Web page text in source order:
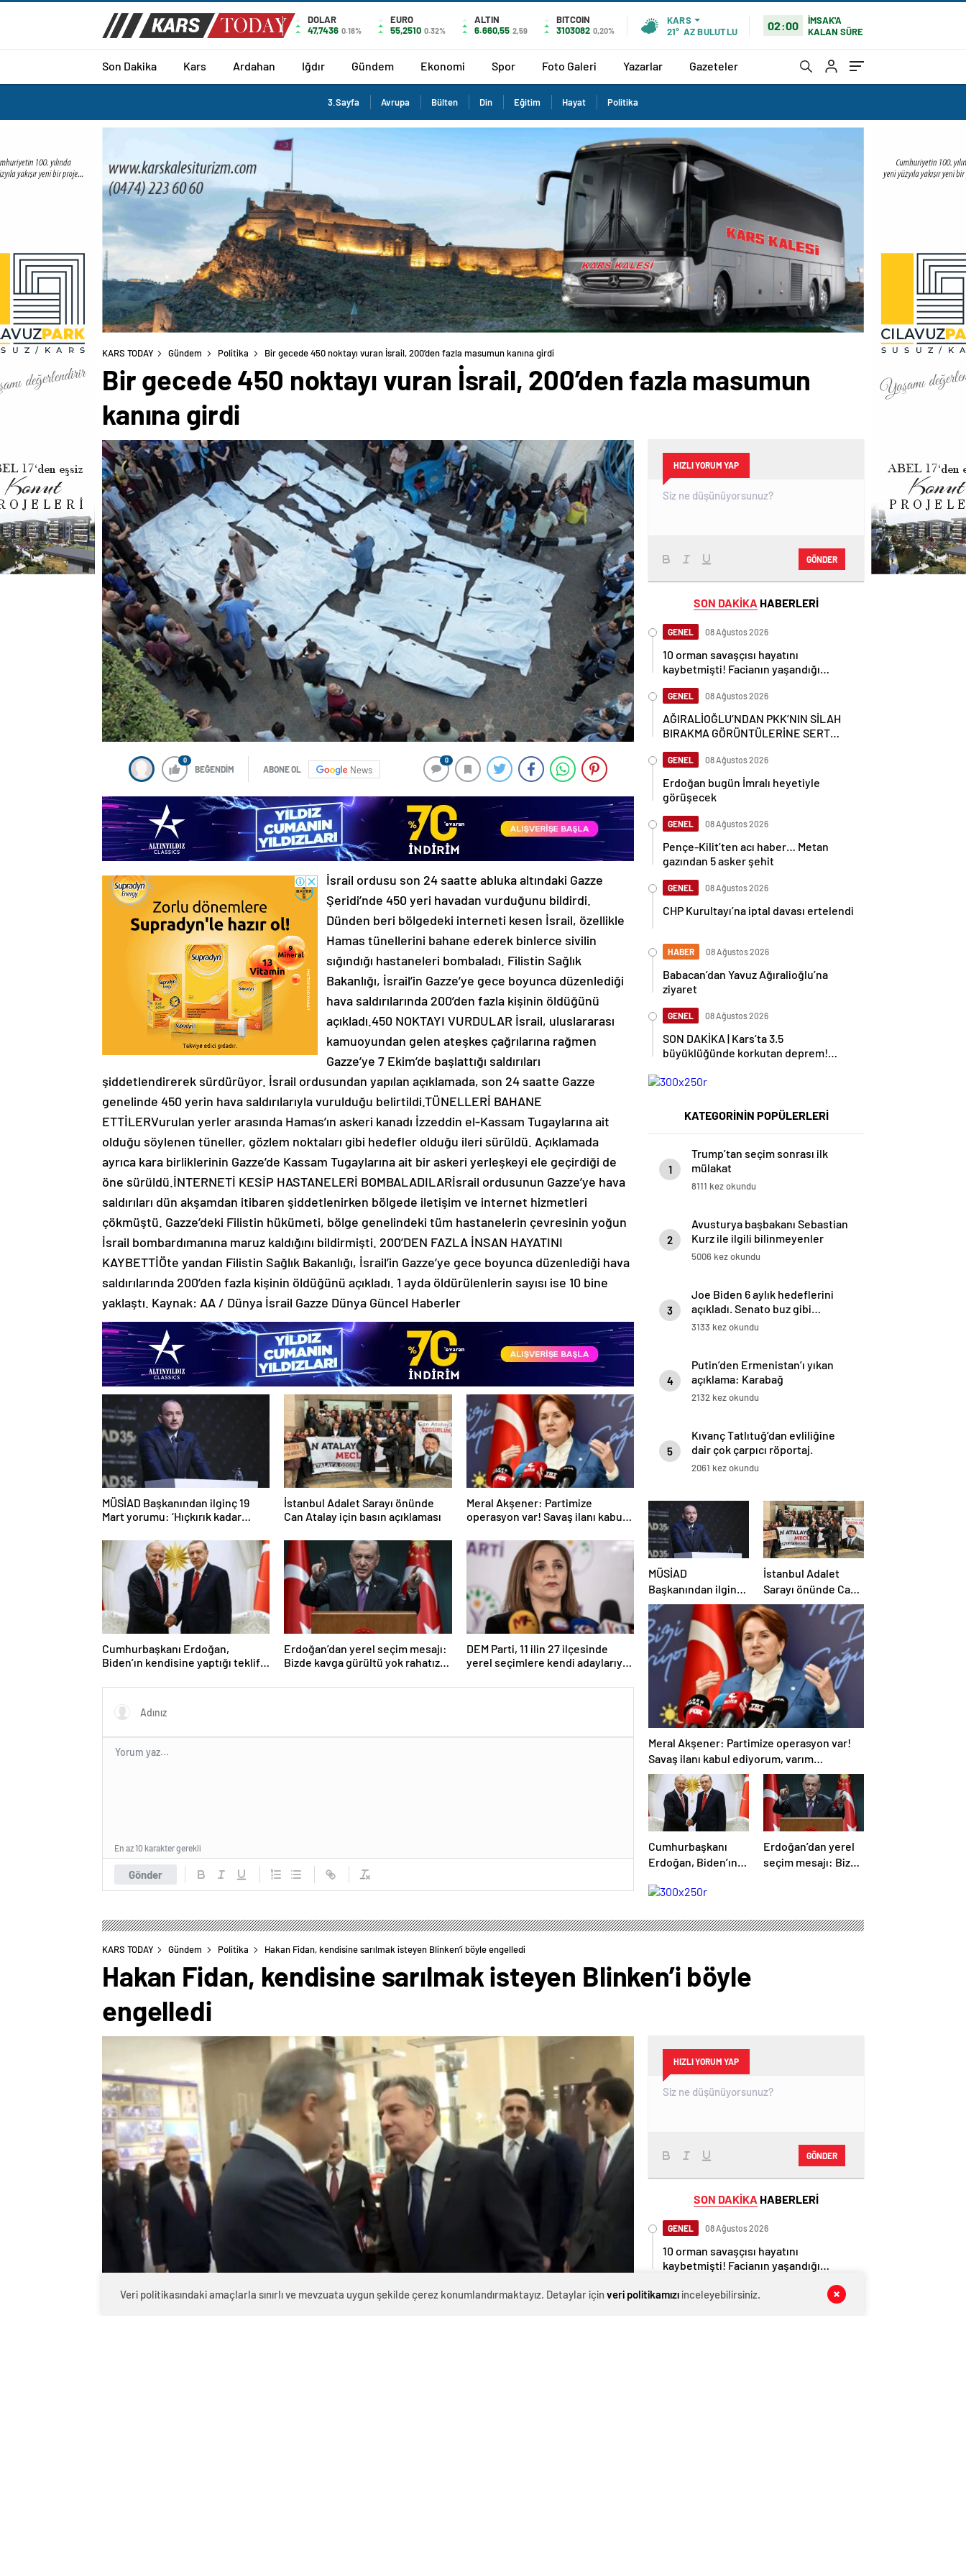
DOLAR
47,7436 0.18%
EURO
55,2510 0.32%
ALTIN
6.660,55 2,59
BITCOIN
3103082 0,20%
KARS
21° AZ BULUTLU 02:00
İMSAK'A
KALAN SÜRE
Son Dakika Kars Ardahan Iğdır Gündem Ekonomi Spor Foto Galeri Yazarlar Gazeteler
3.Sayfa Avrupa Bülten Din Eğitim Hayat Politika
KARS TODAY Gündem Politika Bir gecede 450 noktayı vuran İsrail, 200’den fazla masumun kanına girdi
Bir gecede 450 noktayı vuran İsrail, 200’den fazla masumun
kanına girdi
0
BEĞENDİM ABONE OL News
0
İsrail ordusu son 24 saatte abluka altındaki Gazze
Şeridi’nde 450 yeri havadan vurduğunu bildirdi.
Dünden beri bölgedeki interneti kesen İsrail, özellikle
Hamas tünellerini bahane ederek binlerce sivilin
sığındığı hastaneleri bombaladı. Filistin Sağlık
Bakanlığı, İsrail’in Gazze’ye gece boyunca düzenlediği
hava saldırılarında 200’den fazla kişinin öldüğünü
açıkladı.450 NOKTAYI VURDULAR İsrail, uluslararası
kamuoyundan gelen ateşkes çağrılarına rağmen
Gazze’ye 7 Ekim’de başlattığı saldırıları
şiddetlendirerek sürdürüyor. İsrail ordusundan yapılan açıklamada, son 24 saatte Gazze
genelinde 450 yerin hava saldırılarıyla vurulduğu belirtildi.TÜNELLERİ BAHANE
ETTİLERVurulan yerler arasında Hamas’ın askeri kanadı İzzeddin el-Kassam Tugaylarına ait
olduğu söylenen tüneller, gözlem noktaları gibi hedefler olduğu ileri sürüldü. Açıklamada
ayrıca kara birliklerinin Gazze’de Kassam Tugaylarına ait bir askeri yerleşkeyi ele geçirdiği de
öne sürüldü.İNTERNETİ KESİP HASTANELERİ BOMBALADILARİsrail ordusunun Gazze’ye hava
saldırıları dün akşamdan itibaren şiddetlenirken bölgede iletişim ve internet hizmetleri
çökmüştü. Gazze’deki Filistin hükümeti, bölge genelindeki tüm hastanelerin çevresinin yoğun
İsrail bombardımanına maruz kaldığını bildirmişti. 200’DEN FAZLA İNSAN HAYATINI
KAYBETTİÖte yandan Filistin Sağlık Bakanlığı, İsrail’in Gazze’ye gece boyunca düzenlediği hava
saldırılarında 200’den fazla kişinin öldüğünü açıkladı. 1 ayda öldürülenlerin sayısı ise 10 bine
yaklaştı. Kaynak: AA / Dünya İsrail Gazze Dünya Güncel Haberler
MÜSİAD Başkanından ilginç 19
Mart yorumu: ‘Hıçkırık kadar
İstanbul Adalet Sarayı önünde
Can Atalay için basın açıklaması
Meral Akşener: Partimize
operasyon var! Savaş ilanı kabul
Cumhurbaşkanı Erdoğan,
Biden’ın kendisine yaptığı teklifi
Erdoğan’dan yerel seçim mesajı:
Bizde kavga gürültü yok rahatız,
DEM Parti, 11 ilin 27 ilçesinde
yerel seçimlere kendi adaylarıyla
Gönder
En az 10 karakter gerekli
HIZLI YORUM YAP
GÖNDER
SON DAKİKA HABERLERİ
GENEL 08 Ağustos 2026
10 orman savaşçısı hayatını
kaybetmişti! Facianın yaşandığı
GENEL 08 Ağustos 2026
AĞIRALİOĞLU’NDAN PKK’NIN SİLAH
BIRAKMA GÖRÜNTÜLERİNE SERT
GENEL 08 Ağustos 2026
Erdoğan bugün İmralı heyetiyle
görüşecek
GENEL 08 Ağustos 2026
Pençe-Kilit’ten acı haber… Metan
gazından 5 asker şehit
GENEL 08 Ağustos 2026
CHP Kurultayı’na iptal davası ertelendi
HABER 08 Ağustos 2026
Babacan’dan Yavuz Ağıralioğlu’na
ziyaret
GENEL 08 Ağustos 2026
SON DAKİKA | Kars’ta 3.5
büyüklüğünde korkutan deprem!
KATEGORİNİN POPÜLERLERİ
1
Trump’tan seçim sonrası ilk
mülakat
8111 kez okundu
2
Avusturya başbakanı Sebastian
Kurz ile ilgili bilinmeyenler
5006 kez okundu
3
Joe Biden 6 aylık hedeflerini
açıkladı. Senato buz gibi…
3133 kez okundu
4
Putin’den Ermenistan’ı yıkan
açıklama: Karabağ
Azerbaycan’ın ayrılmaz bir
2132 kez okundu
5
Kıvanç Tatlıtuğ’dan evliliğine
dair çok çarpıcı röportaj.
2061 kez okundu
MÜSİAD
Başkanından ilginç
19 Mart yorumu:
‘Hıçkırık kadar etkisi
olmuştur’
İstanbul Adalet
Sarayı önünde Can
Atalay için basın
açıklaması
Meral Akşener: Partimize operasyon var!
Savaş ilanı kabul ediyorum, varım
buyursunlar
Cumhurbaşkanı
Erdoğan, Biden’ın
teklifi anlattı: Ver
Erdoğan’dan yerel
seçim mesajı: Bizde
KARS TODAY Gündem Politika Hakan Fidan, kendisine sarılmak isteyen Blinken’i böyle engelledi
Hakan Fidan, kendisine sarılmak isteyen Blinken’i böyle
engelledi
HIZLI YORUM YAP
GÖNDER
SON DAKİKA HABERLERİ
GENEL 08 Ağustos 2026
10 orman savaşçısı hayatını
kaybetmişti! Facianın yaşandığı
GENEL 08 Ağustos 2026
Veri politikasındaki amaçlarla sınırlı ve mevzuata uygun şekilde çerez konumlandırmaktayız. Detaylar için veri politikamızıinceleyebilirsiniz.